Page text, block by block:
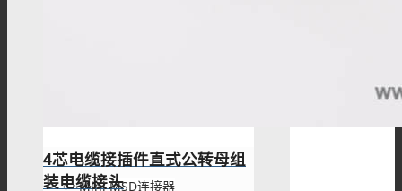
Mini MSD连接器
4芯电缆接插件直式公转母组
装电缆接头